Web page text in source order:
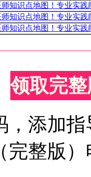
知识点地图！专业实践
知识点地图！专业实践
知识点地图！专业实
领取完
，添加
完整版